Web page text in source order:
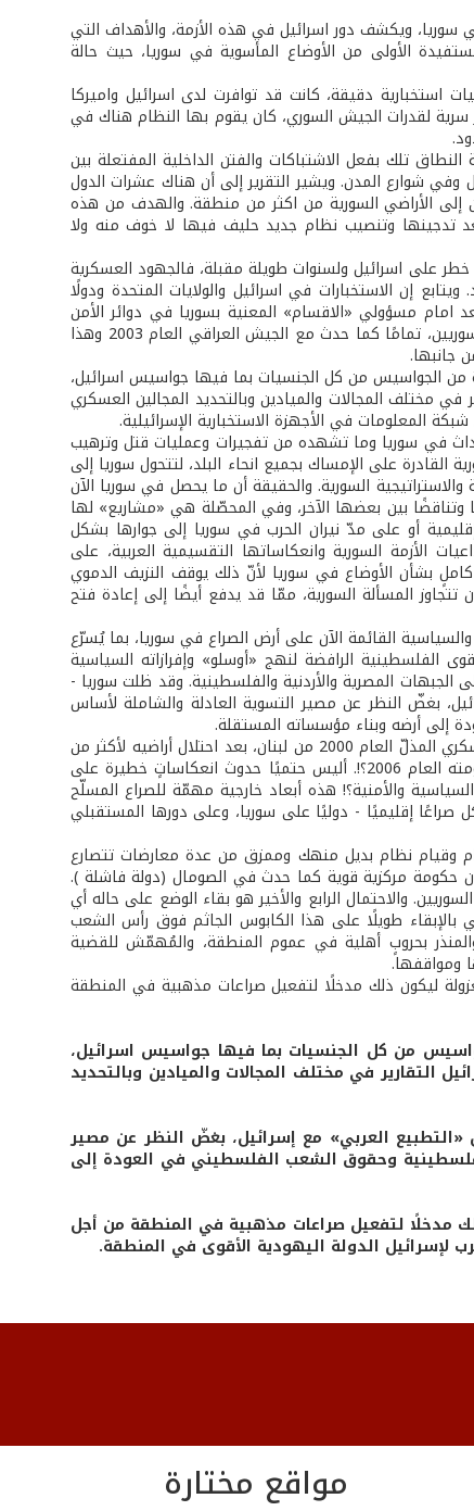
سوريا، ويكشف دور اسرائيل في هذه الأزمة، والأهداف التي
الأولى من الأوضاع المأسوية في سوريا، حيث حالة
دقيقة، كانت قد توافرت لدى اسرائيل واميركا
سرية لقدرات الجيش السوري، كان يقوم بها النظام هناك في
تلك بفعل الاشتباكات والفتن الداخلية المفتعلة بين
شوارع المدن. ويشير التقرير إلى أن هناك عشرات الدول
إلى الأراضي السورية من اكثر من منطقة. والهدف من هذه
تدجينها وتنصيب نظام جديد حليف فيها لا خوف منه ولا
خطر على اسرائيل ولسنوات طويلة مقبلة، فالجهود العسكرية
إن الاستخبارات في اسرائيل والولايات المتحدة ودولًا
مسؤولي «الاقسام» المعنية بسوريا في دوائر الأمن
المختلفة في العالم سوى مراقبة ما يحدث هناك وانتظار لحظة انهيار الجيش والدولة السوريين، تمامًا كما حدث مع الجيش العراقي العام 2003 وهذا
جانبها.
من الجواسيس من كل الجنسيات بما فيها جواسيس اسرائيل،
في مختلف المجالات والميادين وبالتحديد المجالين العسكري
المعلومات في الأجهزة الاستخبارية الإسرائيلية.
في سوريا وما تشهده من تفجيرات وعمليات قتل وترهيب
القادرة على الإمساك بجميع انحاء البلد، لتتحول سوريا إلى
السورية. والحقيقة أن ما يحصل في سوريا الآن
وتناقضًا بين بعضها الآخر، وفي المحصّلة هي «مشاريع» لها
أو على مدّ نيران الحرب في سوريا إلى جوارها بشكل
الأزمة السورية وانعكاساتها التقسيمية العربية، على
بشأن الأوضاع في سوريا لأنّ ذلك يوقف النزيف الدموي
المسألة السورية، ممّا قد يدفع أيضًا إلى إعادة فتح
القائمة الآن على أرض الصراع في سوريا، بما يُسرّع
الفلسطينية الرافضة لنهج «أوسلو» وإفرازاته السياسية
المصرية والأردنية والفلسطينية. وقد ظلت سوريا -
بغضّ النظر عن مصير التسوية العادلة والشاملة لأساس
إلى أرضه وبناء مؤسساته المستقلة.
أكثر من ذلك، يتابع التقرير، هل من الممكن أن تغفر إسرائيل لمن اضطرها للانسحاب العسكري المذلّ العام 2000 من لبنان، بعد احتلال أراضيه لأكثر من
عقدين من الزمن، ثمّ لمن أفشل مغامرتها العسكرية وحربها المدمّرة على لبنان ومقاومته العام 2006؟!. أليس حتميًا حدوث انعكاساتٍ خطيرة على
والأمنية؟! هذه أبعاد خارجية مهمّة للصراع المسلّح
صراعًا إقليميًا - دوليًا على سوريا، وعلى دورها المستقبلي
وقيام نظام بديل منهك وممزق من عدة معارضات تتصارع
حكومة مركزية قوية كما حدث في الصومال (دولة فاشلة ).
والاحتمال الرابع والأخير هو بقاء الوضع على حاله أي
بالإبقاء طويلًا على هذا الكابوس الجاثم فوق رأس الشعب
بحروبٍ أهلية في عموم المنطقة، والمُهمّش للقضية
ومواقفها.
ليكون ذلك مدخلًا لتفعيل صراعات مذهبية في المنطقة
من كل الجنسيات بما فيها جواسيس اسرائيل،
التقارير في مختلف المجالات والميادين وبالتحديد
العربي» مع إسرائيل، بغضّ النظر عن مصير
وحقوق الشعب الفلسطيني في العودة إلى
مدخلًا لتفعيل صراعات مذهبية في المنطقة من أجل
لإسرائيل الدولة اليهودية الأقوى في المنطقة.
مواقع مختارة